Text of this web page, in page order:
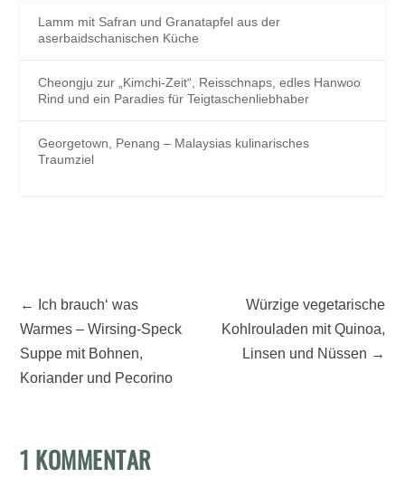
Lamm mit Safran und Granatapfel aus der
aserbaidschanischen Küche
Cheongju zur „Kimchi-Zeit“, Reisschnaps, edles Hanwoo
Rind und ein Paradies für Teigtaschenliebhaber
Georgetown, Penang – Malaysias kulinarisches
Traumziel
←
Ich brauch‘ was
Warmes – Wirsing-Speck
Suppe mit Bohnen,
Koriander und Pecorino
Würzige vegetarische
Kohlrouladen mit Quinoa,
Linsen und Nüssen →
1 KOMMENTAR